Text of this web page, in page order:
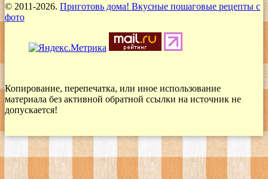
© 2011-2026. Приготовь дома! Вкусные пошаговые рецепты с
фото
Копирование, перепечатка, или иное использование
материала без активной обратной ссылки на источник не
допускается!